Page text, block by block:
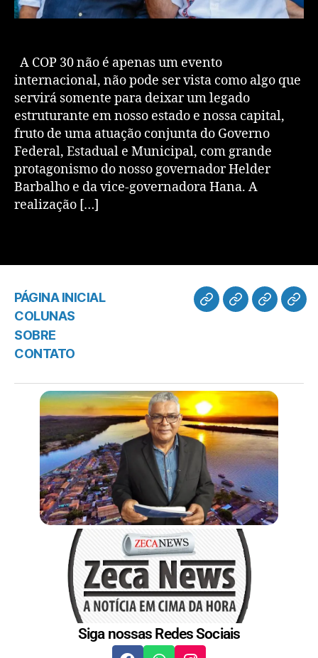
A COP 30 não é apenas um evento
internacional, não pode ser vista como algo que
servirá somente para deixar um legado
estruturante em nosso estado e nossa capital,
fruto de uma atuação conjunta do Governo
Federal, Estadual e Municipal, com grande
protagonismo do nosso governador Helder
Barbalho e da vice-governadora Hana. A
realização […]
PÁGINA INICIAL
COLUNAS
SOBRE
CONTATO
Siga nossas Redes Sociais